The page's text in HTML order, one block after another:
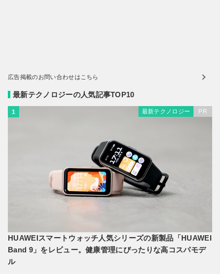
広告掲載のお問い合わせはこちら
最新テクノロジーの人気記事TOP10
1 最新テクノロジー PR
HUAWEIスマートウォッチ人気シリーズの新製品「HUAWEI
Band 9」をレビュー。健康管理にぴったりな高コスパモデ
ル